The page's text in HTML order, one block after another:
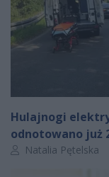
Hulajnogi
odnotowano już
Autor artykułu:
Natalia Pętelska